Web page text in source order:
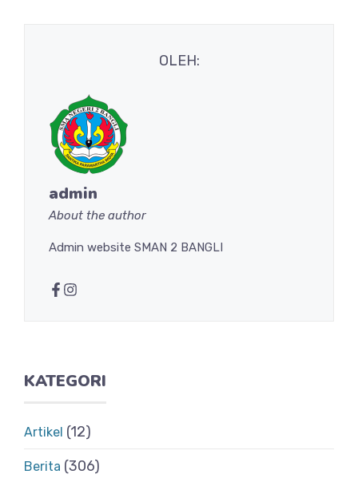
OLEH:
admin
About the author
Admin website SMAN 2 BANGLI
KATEGORI
Artikel (12)
Berita (306)